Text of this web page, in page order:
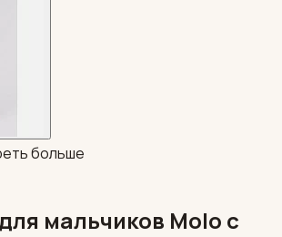
больше
мальчиков Molo с